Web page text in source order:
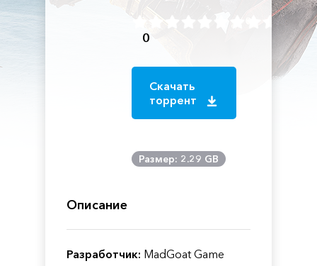
0
Скачать
торрент
Размер: 2.29 GB
Описание
Разработчик: MadGoat Game